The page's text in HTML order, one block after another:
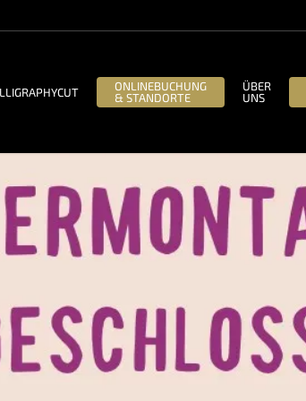
ONLINEBUCHUNG
& STANDORTE
ÜBER
UNS